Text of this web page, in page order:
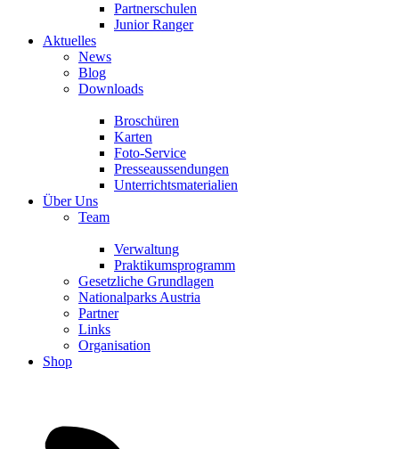
Partnerschulen
Junior Ranger
Aktuelles
News
Blog
Downloads
Broschüren
Karten
Foto-Service
Presseaussendungen
Unterrichtsmaterialien
Über Uns
Team
Verwaltung
Praktikumsprogramm
Gesetzliche Grundlagen
Nationalparks Austria
Partner
Links
Organisation
Shop